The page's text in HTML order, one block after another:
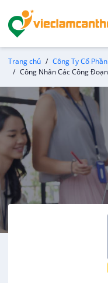
Trang chủ
Công Ty Cổ
Công Nhân Các Công